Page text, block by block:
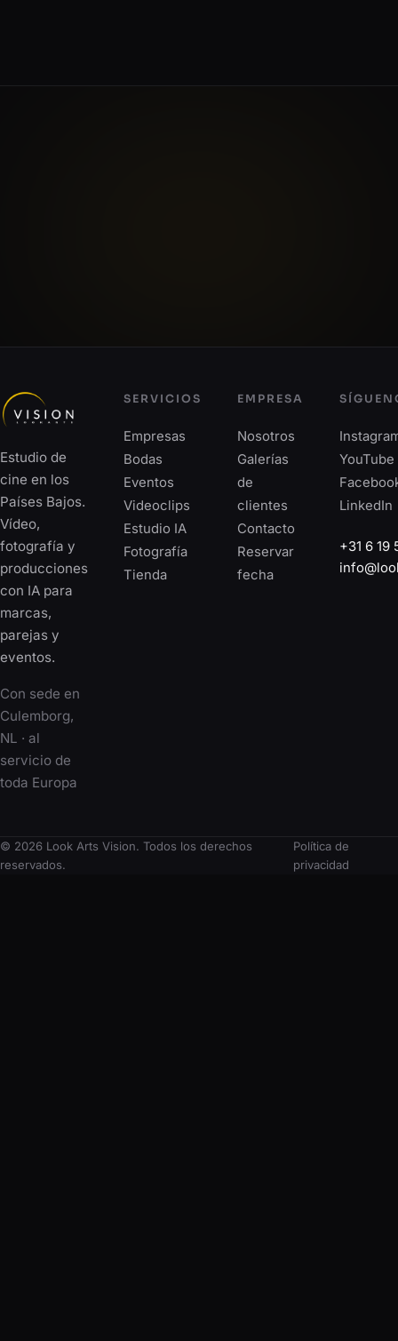
Estudio de
cine en los
Países Bajos.
Vídeo,
fotografía y
producciones
con IA para
marcas,
parejas y
eventos.
Con sede en
Culemborg,
NL · al
servicio de
toda Europa
SERVICIOS
Empresas
Bodas
Eventos
Videoclips
Estudio IA
Fotografía
Tienda
EMPRESA
Nosotros
Galerías
de
clientes
Contacto
Reservar
fecha
YouTube
LinkedIn
+31 6 19
© 2026 Look Arts Vision. Todos los derechos
reservados.
Política de
privacidad